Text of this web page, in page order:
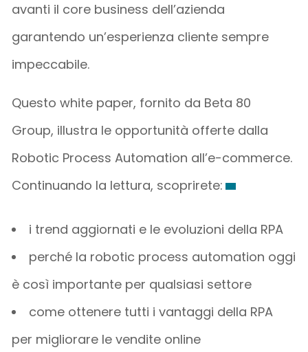
avanti il core business dell’azienda
garantendo un’esperienza cliente sempre
impeccabile.
Questo white paper, fornito da Beta 80
Group, illustra le opportunità offerte dalla
Robotic Process Automation all’e-commerce.
Continuando la lettura, scoprirete:
i trend aggiornati e le evoluzioni della RPA
perché la robotic process automation oggi
è così importante per qualsiasi settore
come ottenere tutti i vantaggi della RPA
per migliorare le vendite online